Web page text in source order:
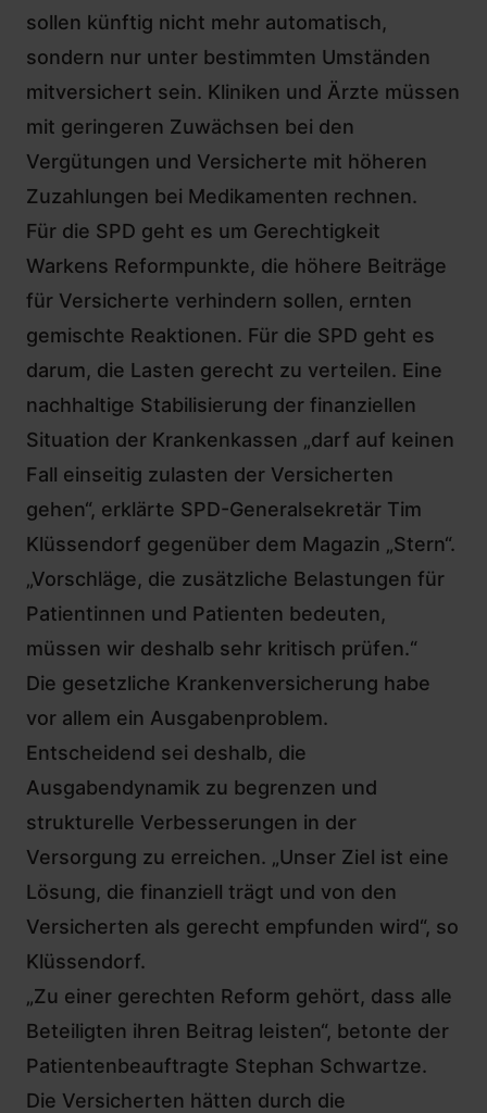
sollen künftig nicht mehr automatisch,
sondern nur unter bestimmten Umständen
mitversichert sein. Kliniken und Ärzte müssen
mit geringeren Zuwächsen bei den
Vergütungen und Versicherte mit höheren
Zuzahlungen bei Medikamenten rechnen.
Für die SPD geht es um Gerechtigkeit
Warkens Reformpunkte, die höhere Beiträge
für Versicherte verhindern sollen, ernten
gemischte Reaktionen. Für die SPD geht es
darum, die Lasten gerecht zu verteilen. Eine
nachhaltige Stabilisierung der finanziellen
Situation der Krankenkassen „darf auf keinen
Fall einseitig zulasten der Versicherten
gehen“, erklärte SPD-Generalsekretär Tim
Klüssendorf gegenüber dem Magazin „Stern“.
„Vorschläge, die zusätzliche Belastungen für
Patientinnen und Patienten bedeuten,
müssen wir deshalb sehr kritisch prüfen.“
Die gesetzliche Krankenversicherung habe
vor allem ein Ausgabenproblem.
Entscheidend sei deshalb, die
Ausgabendynamik zu begrenzen und
strukturelle Verbesserungen in der
Versorgung zu erreichen. „Unser Ziel ist eine
Lösung, die finanziell trägt und von den
Versicherten als gerecht empfunden wird“, so
Klüssendorf.
„Zu einer gerechten Reform gehört, dass alle
Beteiligten ihren Beitrag leisten“, betonte der
Patientenbeauftragte Stephan Schwartze.
Die Versicherten hätten durch die